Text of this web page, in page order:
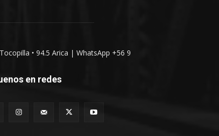
• 94.5 Arica | WhatsApp +56 9
en redes